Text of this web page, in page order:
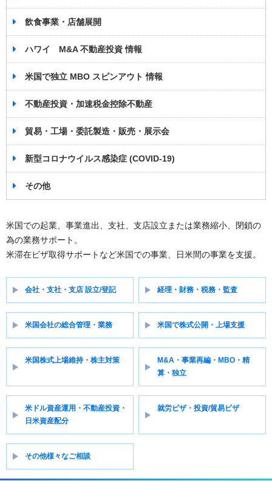
飲食事業・店舗展開
ハワイ M&A 不動産投資 情報
米国で独立 MBO スピンアウト 情報
不動産投資・加速税金控除不動産
貿易・工場・委託製造・販売・展示会
新型コロナウイルス感染症 (COVID-19)
その他
米国での起業、事業進出、支社、支店設立または業務縮小、閉鎖の
為の業務サポート。
米滞在ビザ取得サポートなど米国での事業、日米間の事業を支援。
会社・支社・支店 設立/登記 経理・財務・税務・監査
米国会社の総合管理・業務 米国で株式公開・上場支援
米国株式上場維持・株主対策
M&A・事業再編・MBO・精
算・独立
米ドル資産運用・不動産投資・
日米資産配分
就労ビザ・投資/貿易ビザ
その他様々なご相談